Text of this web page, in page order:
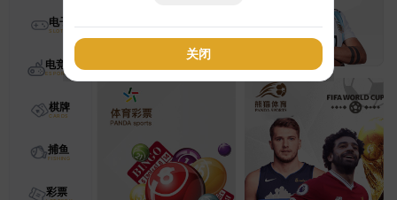
电子
电竞
棋牌
捕鱼
彩票
关闭